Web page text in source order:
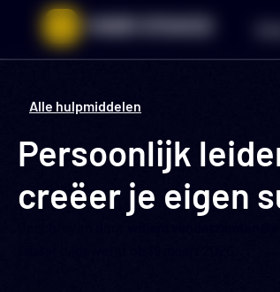
de
Alle hulpmiddelen
Persoonlijk
creëer je eigen